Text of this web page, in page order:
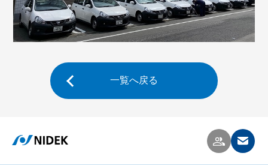
一覧へ戻る